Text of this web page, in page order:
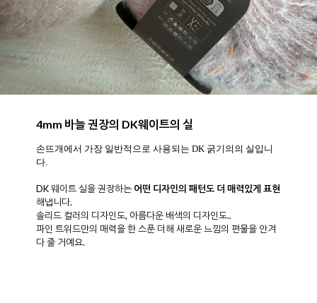
4mm 바늘 권장의 DK웨이트의 실
손뜨개에서 가장 일반적으로 사용되는 DK 굵기의의 실입니
다.
DK 웨이트 실을 권장하는 어떤 디자인의 패턴도 더 매력있게 표현
해냅니다.
솔리드 컬러의 디자인도, 아름다운 배색의 디자인도..
파인 트위드만의 매력을 한 스푼 더해 새로운 느낌의 편물을 안겨
다 줄 거예요.